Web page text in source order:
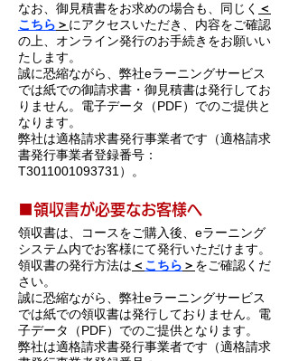
なお、御見積書をお求めの場合も、同じく ＜
こちら ＞ にアクセスいただき、内容をご確認
の上、オンライン発行のお手続きをお願いい
たします。
誠に恐縮ながら、弊社eラーニングサービス
では紙での御請求書・御見積書は発行してお
りません。電子データ（PDF）でのご提供と
なります。
弊社は適格請求書発行事業者です（適格請求
書発行事業者登録番号：
T3011001093731）。
​■領収書が必要なお客様へ
領収書は、コースをご購入後、eラーニング
システム内でお客様にて発行いただけます。
​領収書の発行方法は ＜ こちら ＞ をご確認くだ
さい。
誠に恐縮ながら、弊社eラーニングサービス
では紙での領収書は発行しておりません。電
子データ（PDF）でのご提供となります。
弊社は適格請求書発行事業者です（適格請求